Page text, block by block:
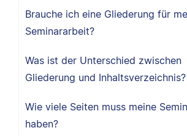
Brauche ich eine Gliederung für
Seminararbeit?
Was ist der Unterschied zwischen
Gliederung und Inhaltsverzeichnis?
Wie viele Seiten muss meine
haben?